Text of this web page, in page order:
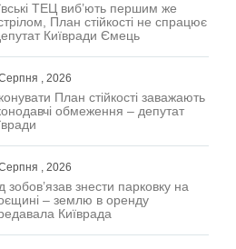
ТЕЦ виб’ють першим же
План стійкості не спрацює
Київради Ємець
, 2026
План стійкості заважають
обмеження – депутат
, 2026
зобов’язав знести парковку на
– землю в оренду
Київрада